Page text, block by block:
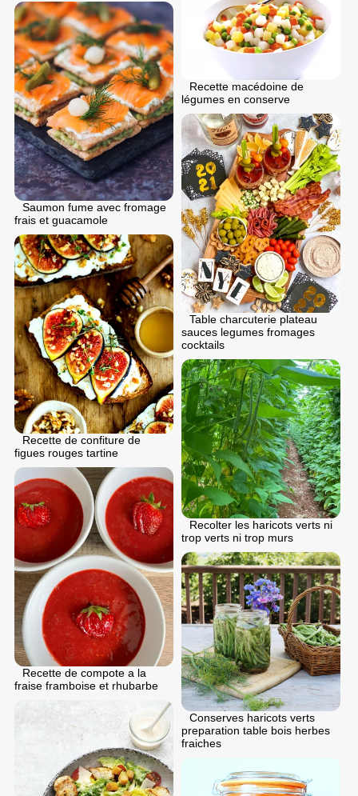
Recette macédoine de
légumes en conserve
Saumon fume avec fromage
frais et guacamole
Table charcuterie plateau
sauces legumes fromages
cocktails
Recette de confiture de
figues rouges tartine
Recolter les haricots verts ni
trop verts ni trop murs
Recette de compote a la
fraise framboise et rhubarbe
Conserves haricots verts
preparation table bois herbes
fraiches